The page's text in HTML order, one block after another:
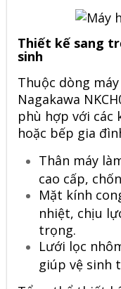
Thiết kế sang
sinh
Thuộc dòng
Nagakawa
phù hợp với các
hoặc bếp gia
Thân máy
cao cấp,
Mặt kính
nhiệt, chịu
trọng.
Lưới lọc
giúp vệ sinh